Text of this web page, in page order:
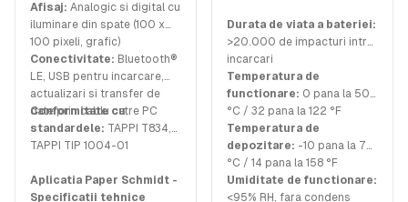
Afisaj: Analogic si digital cu
iluminare din spate (100 x
100 pixeli, grafic)
Conectivitate: Bluetooth®
LE, USB pentru incarcare,
actualizari si transfer de
date prin cablu catre PC
Conformitate cu
standardele: TAPPI T834,
TAPPI TIP 1004-01
Aplicatia Paper Schmidt -
Specificatii tehnice
Durata de viata a bateriei:
>20.000 de impacturi intre
incarcari
Temperatura de
functionare: 0 pana la 50
°C / 32 pana la 122 °F
Temperatura de
depozitare: -10 pana la 70
°C / 14 pana la 158 °F
Umiditate de functionare:
<95% RH, fara condens